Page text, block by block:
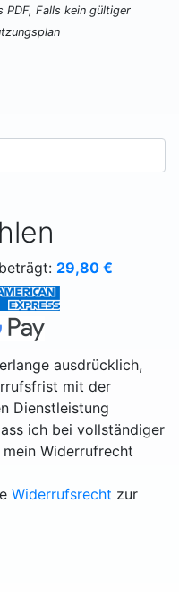
PDF, Falls kein gültiger
29,80 €
ausdrücklich,
mit der
Dienstleistung
ich bei vollständiger
Widerrufrecht
Widerrufsrecht zur